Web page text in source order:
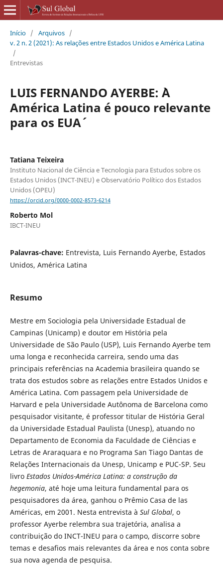
Início / Arquivos /
v. 2 n. 2 (2021): As relações entre Estados Unidos e América Latina
/
Entrevistas
LUIS FERNANDO AYERBE: `A
América Latina é pouco relevante
para os EUA´
Tatiana Teixeira
Instituto Nacional de Ciência e Tecnologia para Estudos sobre os
Estados Unidos (INCT-INEU) e Observatório Político dos Estados
Unidos (OPEU)
https://orcid.org/0000-0002-8573-6214
Roberto Mol
IBCT-INEU
Palavras-chave: Entrevista, Luis Fernando Ayerbe, Estados
Unidos, América Latina
Resumo
Mestre em Sociologia pela Universidade Estadual de
Campinas (Unicamp) e doutor em História pela
Universidade de São Paulo (USP), Luis Fernando Ayerbe tem
uma longa e reconhecida carreira, sendo uma das
principais referências na Academia brasileira quando se
trata dos estudos sobre as relações entre Estados Unidos e
América Latina. Com passagem pela Universidade de
Harvard e pela Universidade Autônoma de Barcelona como
pesquisador visitante, é professor titular de História Geral
da Universidade Estadual Paulista (Unesp), atuando no
Departamento de Economia da Faculdade de Ciências e
Letras de Araraquara e no Programa San Tiago Dantas de
Relações Internacionais da Unesp, Unicamp e PUC-SP. Seu
livro Estados Unidos-América Latina: a construção da
hegemonia, até hoje uma leitura fundamental para os
pesquisadores da área, ganhou o Prêmio Casa de las
Américas, em 2001. Nesta entrevista à Sul Global, o
professor Ayerbe relembra sua trajetória, analisa a
contribuição do INCT-INEU para o campo, discorre sobre
temas e desafios mais relevantes da área e nos conta sobre
sua nova agenda de pesquisa.